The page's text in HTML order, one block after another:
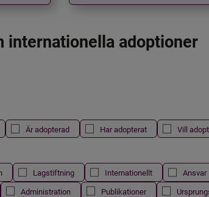
internationella adoptioner
Är adopterad Har adopterat Vill
Lagstiftning Internationellt Ansvar
Administration Publikationer